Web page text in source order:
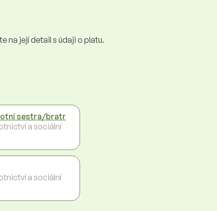
na její detail s údaji o platu.
sestra/bratr
a sociální
a sociální